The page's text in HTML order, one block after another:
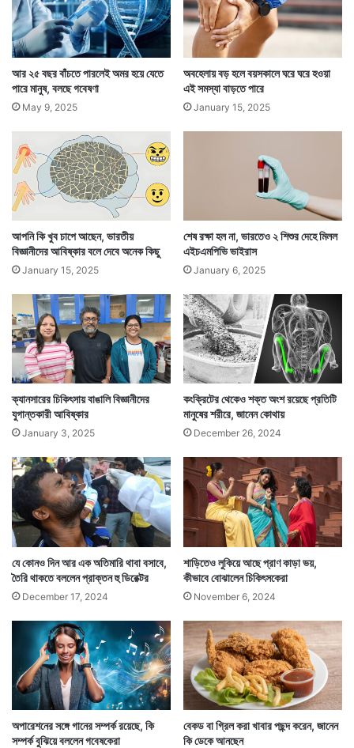
করতে লালশাকের ভূমিকা আছে।
রক্ত শূন্যতা রোধ করতে লালশাক খুব ভাল কাজ দেয়। এছাড়া
চোখের জন্যও লালশাক খাওয়া খুব উপকারি। দাঁত ও হাড়ের জন্য
লালশাক উপকারি।
Tags Healthcare
আর ২৫ বছর বাঁচতে পারলেই অমর হয়ে যেতে
পারে মানুষ, বলছে গবেষণা
May 9, 2025
অবহেলায় বড় হলে বয়সকালে ঘরে ঘরে হওয়া
এই সমস্যা বাড়তে পারে
January 15, 2025
আপনি কি খুব চাপে আছেন, ভারতীয়
বিজ্ঞানীদের আবিষ্কার বলে দেবে অনেক কিছু
January 15, 2025
শেষ রক্ষা হল না, ভারতেও ২ শিশুর দেহে মিলল
এইচএমপিভি ভাইরাস
January 6, 2025
ক্যানসারের চিকিৎসায় বাঙালি বিজ্ঞানীদের
যুগান্তকারী আবিষ্কার
January 3, 2025
কংক্রিটের থেকেও শক্ত অংশ রয়েছে প্রতিটি
মানুষের শরীরে, জানেন কোথায়
December 26, 2024
যে কোনও দিন আর এক অতিমারি থাবা বসাবে,
তৈরি থাকতে বললেন প্রাক্তন হু ডিরেক্টর
December 17, 2024
শাড়িতেও লুকিয়ে আছে প্রাণ কাড়া ভয়,
কীভাবে বোঝালেন চিকিৎসকেরা
November 6, 2024
অপারেশনের সঙ্গে গানের সম্পর্ক রয়েছে, কি
সম্পর্ক বুঝিয়ে বললেন গবেষকেরা
বেকড বা গ্রিল করা খাবার পছন্দ করেন, জানেন
কি ডেকে আনছেন